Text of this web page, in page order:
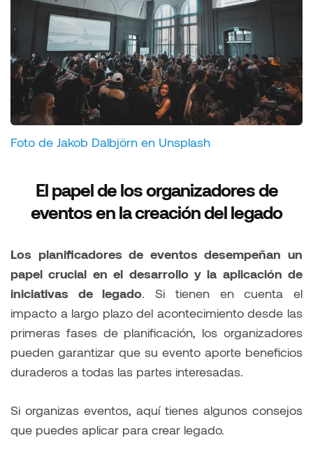
Foto de Jakob Dalbjörn en Unsplash
El papel de los organizadores de
eventos en la creación del legado
Los planificadores de eventos desempeñan un
papel crucial en el desarrollo y la aplicación de
iniciativas de legado. Si tienen en cuenta el
impacto a largo plazo del acontecimiento desde las
primeras fases de planificación, los organizadores
pueden garantizar que su evento aporte beneficios
duraderos a todas las partes interesadas.
Si organizas eventos, aquí tienes algunos consejos
que puedes aplicar para crear legado.